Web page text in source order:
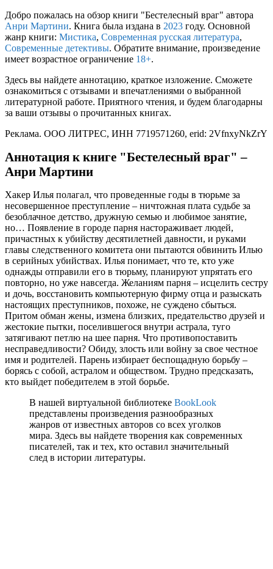
Добро пожалась на обзор книги "Бестелесный враг" автора
Анри Мартини. Книга была издана в 2023 году. Основной
жанр книги: Мистика, Современная русская литература,
Современные детективы. Обратите внимание, произведение
имеет возрастное ограничение 18+.
Здесь вы найдете аннотацию, краткое изложение. Сможете
ознакомиться с отзывами и впечатлениями о выбранной
литературной работе. Приятного чтения, и будем благодарны
за ваши отзывы о прочитанных книгах.
Реклама. ООО ЛИТРЕС, ИНН 7719571260, erid: 2VfnxyNkZrY
Аннотация к книге "Бестелесный враг" –
Анри Мартини
Хакер Илья полагал, что проведенные годы в тюрьме за
несовершенное преступление – ничтожная плата судьбе за
безоблачное детство, дружную семью и любимое занятие,
но… Появление в городе парня настораживает людей,
причастных к убийству десятилетней давности, и руками
главы следственного комитета они пытаются обвинить Илью
в серийных убийствах. Илья понимает, что те, кто уже
однажды отправили его в тюрьму, планируют упрятать его
повторно, но уже навсегда. Желаниям парня – исцелить сестру
и дочь, восстановить компьютерную фирму отца и разыскать
настоящих преступников, похоже, не суждено сбыться.
Притом обман жены, измена близких, предательство друзей и
жестокие пытки, поселившегося внутри астрала, туго
затягивают петлю на шее парня. Что противопоставить
несправедливости? Обиду, злость или войну за свое честное
имя и родителей. Парень избирает беспощадную борьбу –
борясь с собой, астралом и обществом. Трудно предсказать,
кто выйдет победителем в этой борьбе.
В нашей виртуальной библиотеке BookLook
представлены произведения разнообразных
жанров от известных авторов со всех уголков
мира. Здесь вы найдете творения как современных
писателей, так и тех, кто оставил значительный
след в истории литературы.